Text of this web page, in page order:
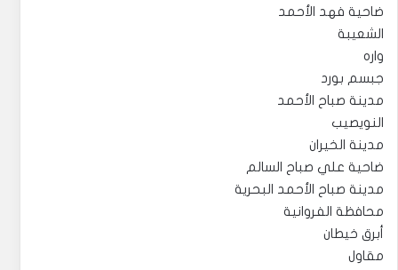
ضاحية فهد الأحمد
الشعيبة
واره
جبسم بورد
مدينة صباح الأحمد
النويصيب
مدينة الخيران
ضاحية علي صباح السالم
مدينة صباح الأحمد البحرية
محافظة الفروانية
أبرق خيطان
مقاول